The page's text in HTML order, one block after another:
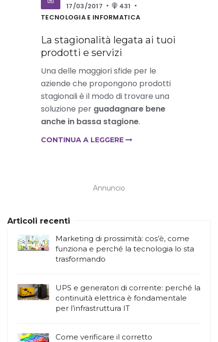
17/03/2017
431
TECNOLOGIA E INFORMATICA
La stagionalità legata ai tuoi
prodotti e servizi
Una delle maggiori sfide per le
aziende che propongono prodotti
stagionali è il modo di trovare una
soluzione per guadagnare bene
anche in bassa stagione.
CONTINUA A LEGGERE
Annuncio
Articoli recenti
Marketing di prossimità: cos’è, come
funziona e perché la tecnologia lo sta
trasformando
UPS e generatori di corrente: perché la
continuità elettrica è fondamentale
per l’infrastruttura IT
Come verificare il corretto